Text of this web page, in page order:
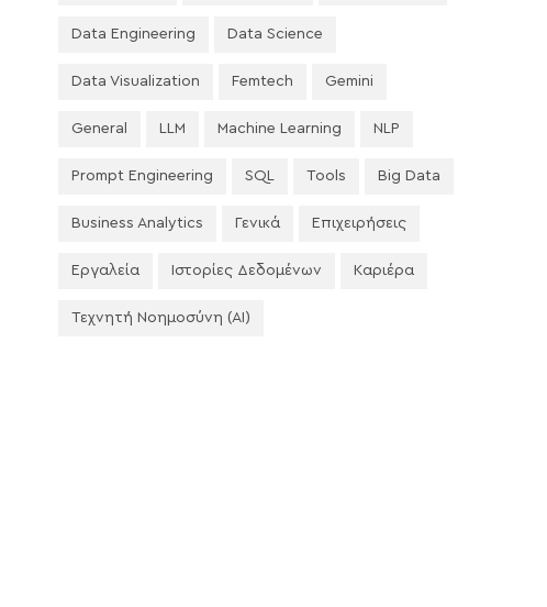
Data Engineering Data Science
Data Visualization Femtech Gemini
General LLM Machine Learning NLP
Prompt Engineering SQL Tools Big Data
Business Analytics Γενικά Επιχειρήσεις
Εργαλεία Ιστορίες Δεδομένων Καριέρα
Τεχνητή Νοημοσύνη (AI)